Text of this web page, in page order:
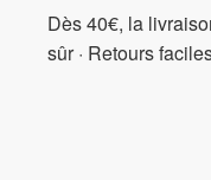
Dès 40€, la
sûr · Retours